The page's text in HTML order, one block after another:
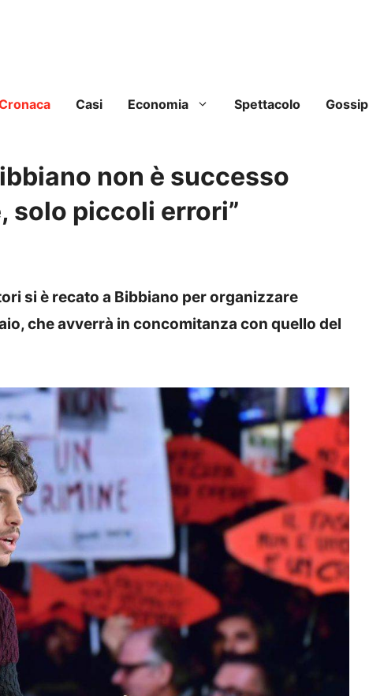
Casi Economia Spettacolo Gossip
non è successo
solo piccoli errori”
si è recato a Bibbiano per organizzare
che avverrà in concomitanza con quello del